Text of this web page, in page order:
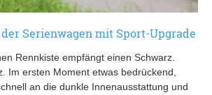
Serienwagen mit Sport-Upgrade
Rennkiste empfängt einen Schwarz.
Im ersten Moment etwas bedrückend,
an die dunkle Innenausstattung und